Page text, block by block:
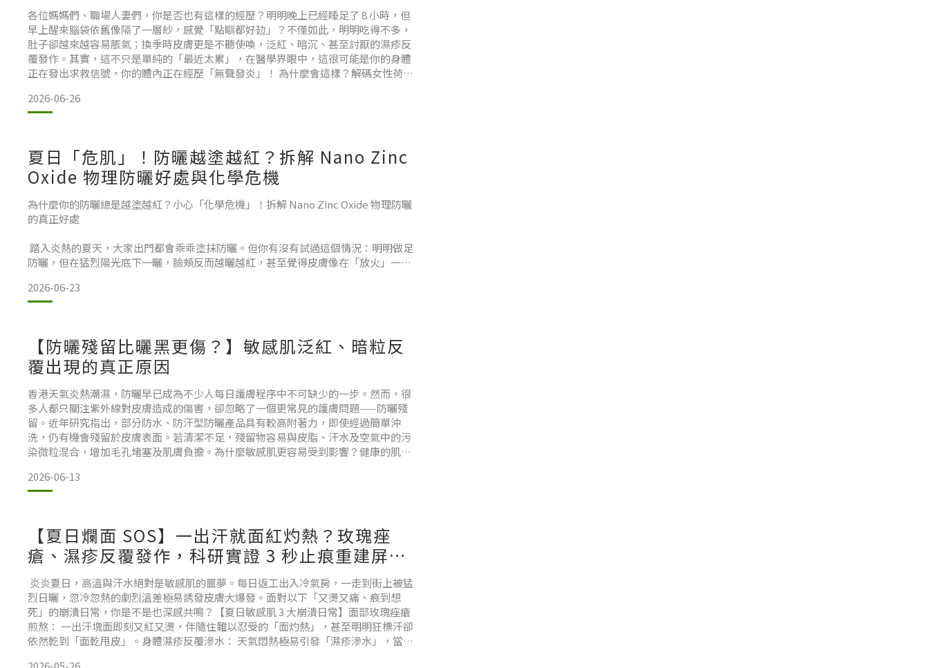
各位媽媽們、職場人妻們，你是否也有這樣的經歷？明明晚上已經睡足了 8 小時，但
早上醒來腦袋依舊像隔了一層紗，感覺「點瞓都好攰」？不僅如此，明明吃得不多，
肚子卻越來越容易脹氣；換季時皮膚更是不聽使喚，泛紅、暗沉、甚至討厭的濕疹反
覆發作。其實，這不只是單純的「最近太累」，在醫學界眼中，這很可能是你的身體
正在發出求救信號，你的體內正在經歷「無聲發炎」！ 為什麼會這樣？解碼女性荷爾
荷爾蒙會發生劇烈變化。加上日常兼顧育兒與工
2026-06-26
夏日「危肌」！防曬越塗越紅？拆解 Nano Zinc
Oxide 物理防曬好處與化學危機
為什麼你的防曬總是越塗越紅？小心「化學危機」！拆解 Nano Zinc Oxide 物理防曬
的真正好處
踏入炎熱的夏天，大家出門都會乖乖塗抹防曬。但你有沒有試過這個情況：明明做足
防曬，但在猛烈陽光底下一曬，臉頰反而越曬越紅，甚至覺得皮膚像在「放火」一樣
直是夏日的日常噩夢！其實，這未必是猛烈陽光的錯，而是你選錯了防曬。市面上許
多傳統防曬產品都隱藏著刺激皮膚的「化學危機」。今天我們用最簡單的方式，帶你
2026-06-23
【防曬殘留比曬黑更傷？】敏感肌泛紅、暗粒反
覆出現的真正原因
香港天氣炎熱潮濕，防曬早已成為不少人每日護膚程序中不可缺少的一步。然而，很
多人都只關注紫外線對皮膚造成的傷害，卻忽略了一個更常見的護膚問題——防曬殘
留。近年研究指出，部分防水、防汗型防曬產品具有較高附著力，即使經過簡單沖
洗，仍有機會殘留於皮膚表面。若清潔不足，殘留物容易與皮脂、汗水及空氣中的污
染微粒混合，增加毛孔堵塞及肌膚負擔。為什麼敏感肌更容易受到影響？健康的肌膚
當防曬、防水成分及氧化油脂長時間停留於肌膚表面時，可能令皮
2026-06-13
【夏日爛面 SOS】一出汗就面紅灼熱？玫瑰痤
瘡、濕疹反覆發作，科研實證 3 秒止痕重建屏
障！
炎炎夏日，高溫與汗水絕對是敏感肌的噩夢。每日返工出入冷氣房，一走到街上被猛
烈日曬，忽冷忽熱的劇烈溫差極易誘發皮膚大爆發。面對以下「又燙又痛、痕到想
死」的崩潰日常，你是不是也深感共鳴？【夏日敏感肌 3 大崩潰日常】面部玫瑰痤瘡
煎熬： 一出汗塊面即刻又紅又燙，伴隨住難以忍受的「面灼熱」，甚至明明狂標汗卻
依然乾到「面乾甩皮」。身體濕疹反覆滲水： 天氣悶熱極易引發「濕疹滲水」，當皮